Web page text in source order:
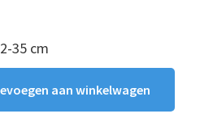
35 cm
aan winkelwagen